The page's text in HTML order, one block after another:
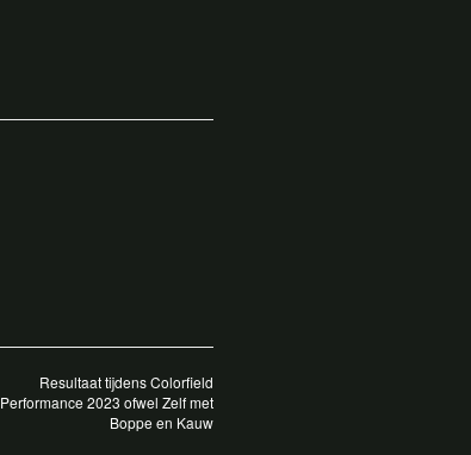
Resultaat tijdens Colorfield
Performance 2023 ofwel Zelf met
Boppe en Kauw